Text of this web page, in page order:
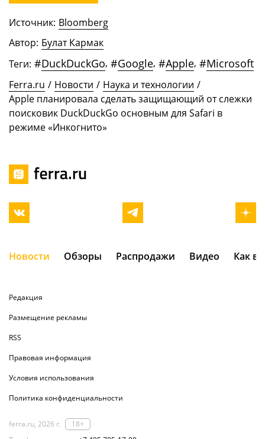
Источник: Bloomberg
Автор: Булат Кармак
Теги: #DuckDuckGo, #Google, #Apple, #Microsoft
Ferra.ru / Новости / Наука и технологии /
Apple планировала сделать защищающий от слежки
поисковик DuckDuckGo основным для Safari в
режиме «Инкогнито»
Новости Обзоры Распродажи Видео Как
Редакция
Размещение рекламы
RSS
Правовая информация
Условия использования
Политика конфиденциальности
ferra.ru, 2026 г.
18+